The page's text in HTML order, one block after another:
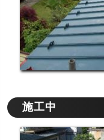
施工中